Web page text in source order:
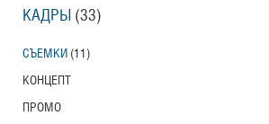
КАДРЫ (33)
СЪЕМКИ (11)
КОНЦЕПТ
ПРОМО